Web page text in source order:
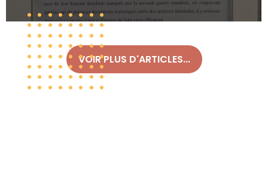
VOIR PLUS D'ARTICLES...